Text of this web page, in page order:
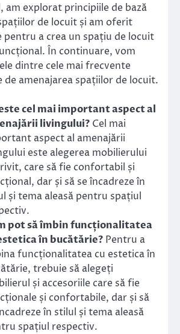
am explorat principiile de bază
de locuit și am oferit
a crea un spațiu de locuit
În continuare, vom
dintre cele mai frecvente
amenajarea spațiilor de locuit.
cel mai important aspect al
livingului? Cel mai
aspect al amenajării
este alegerea mobilierului
care să fie confortabil și
dar și să se încadreze în
și tema aleasă pentru spațiul
pot să îmbin funcționalitatea
în bucătărie? Pentru a
funcționalitatea cu estetica în
trebuie să alegeți
și accesoriile care să fie
și confortabile, dar și să
în stilul și tema aleasă
spațiul respectiv.